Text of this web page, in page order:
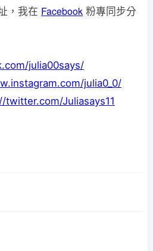
，我在 Facebook 粉專同步分
julia00says/
julia0_0/
twitter.com/Juliasays11